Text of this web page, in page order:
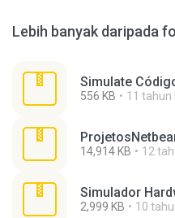
Lebih banyak daripada
Simulate
556 KB 11 tahun
14,914 KB 12
Simulador
2,999 KB 10